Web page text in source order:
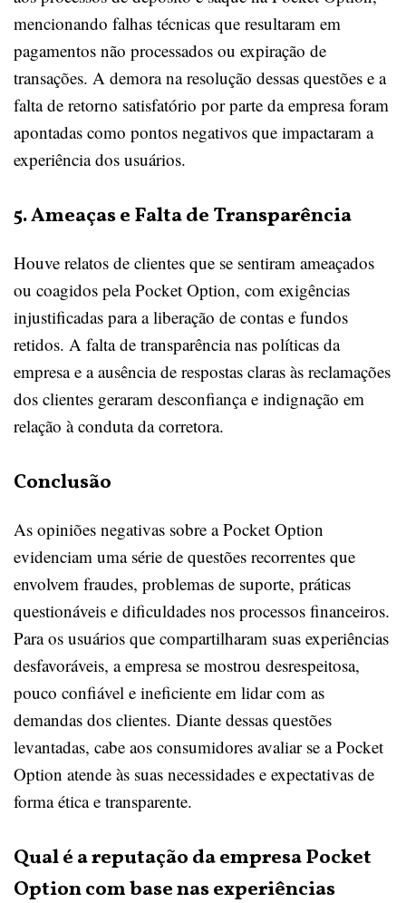
mencionando falhas técnicas que resultaram em
pagamentos não processados ou expiração de
transações. A demora na resolução dessas questões e a
falta de retorno satisfatório por parte da empresa foram
apontadas como pontos negativos que impactaram a
experiência dos usuários.
5. Ameaças e Falta de Transparência
Houve relatos de clientes que se sentiram ameaçados
ou coagidos pela Pocket Option, com exigências
injustificadas para a liberação de contas e fundos
retidos. A falta de transparência nas políticas da
empresa e a ausência de respostas claras às reclamações
dos clientes geraram desconfiança e indignação em
relação à conduta da corretora.
Conclusão
As opiniões negativas sobre a Pocket Option
evidenciam uma série de questões recorrentes que
envolvem fraudes, problemas de suporte, práticas
questionáveis e dificuldades nos processos financeiros.
Para os usuários que compartilharam suas experiências
desfavoráveis, a empresa se mostrou desrespeitosa,
pouco confiável e ineficiente em lidar com as
demandas dos clientes. Diante dessas questões
levantadas, cabe aos consumidores avaliar se a Pocket
Option atende às suas necessidades e expectativas de
forma ética e transparente.
Qual é a reputação da empresa Pocket
Option com base nas experiências